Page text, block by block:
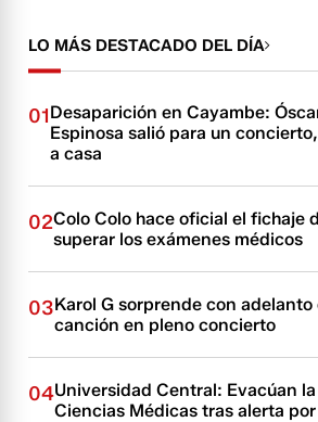
LO MÁS DESTACADO DEL DÍA
01Desaparición en Cayambe:
Espinosa salió para un
a casa
02Colo Colo hace oficial el fichaje
superar los exámenes médicos
03Karol G sorprende con adelanto
canción en pleno concierto
04Universidad Central: Evacúan
Ciencias Médicas tras alerta